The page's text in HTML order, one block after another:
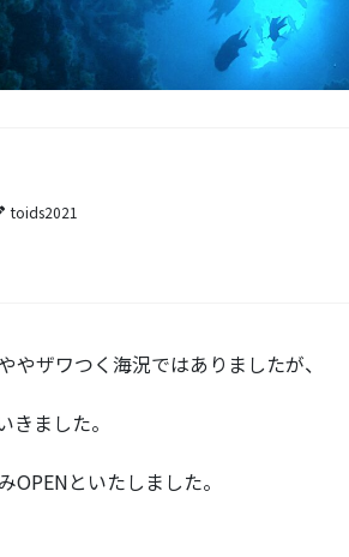
toids2021
ザワつく海況ではありましたが、
ました。
といたしました。